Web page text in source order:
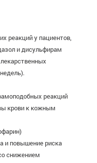
реакций у пациентов,
и дисульфирам
реакций
крови к кожным
и повышение риска
снижением